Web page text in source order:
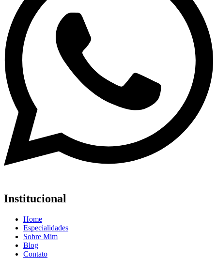
Institucional
Home
Especialidades
Sobre Mim
Blog
Contato